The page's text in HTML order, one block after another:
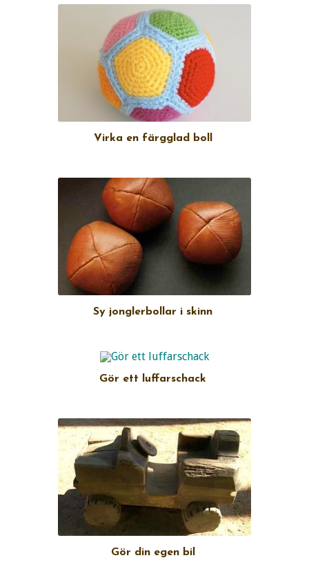
Virka en färgglad boll
Sy jonglerbollar i skinn
Gör ett luffarschack
Gör din egen bil